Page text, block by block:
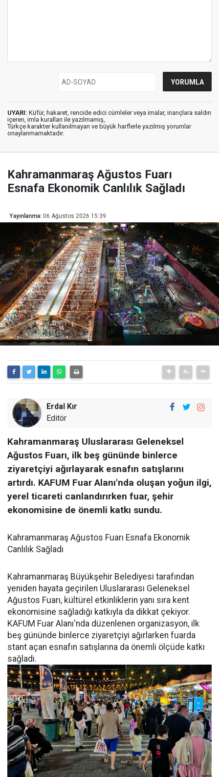
UYARI: Küfür, hakaret, rencide edici cümleler veya imalar, inançlara saldırı
içeren, imla kuralları ile yazılmamış,
Türkçe karakter kullanılmayan ve büyük harflerle yazılmış yorumlar
onaylanmamaktadır.
Kahramanmaraş Ağustos Fuarı
Esnafa Ekonomik Canlılık Sağladı
Yayınlanma: 06 Ağustos 2026 15:39
Erdal Kır
Editör
Kahramanmaraş Uluslararası Geleneksel
Ağustos Fuarı, ilk beş gününde binlerce
ziyaretçiyi ağırlayarak esnafın satışlarını
artırdı. KAFUM Fuar Alanı'nda oluşan yoğun ilgi,
yerel ticareti canlandırırken fuar, şehir
ekonomisine de önemli katkı sundu.
Kahramanmaraş Ağustos Fuarı Esnafa Ekonomik
Canlılık Sağladı
Kahramanmaraş Büyükşehir Belediyesi tarafından
yeniden hayata geçirilen Uluslararası Geleneksel
Ağustos Fuarı, kültürel etkinliklerin yanı sıra kent
ekonomisine sağladığı katkıyla da dikkat çekiyor.
KAFUM Fuar Alanı'nda düzenlenen organizasyon, ilk
beş gününde binlerce ziyaretçiyi ağırlarken fuarda
stant açan esnafın satışlarına da önemli ölçüde katkı
sağladı.